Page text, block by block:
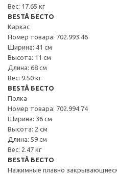
Вес: 17.65 кг
BESTÅ БЕСТО
Каркас
Номер товара: 702.993.46
Ширина: 41 см
Высота: 11 см
Длина: 68 см
Вес: 9.50 кг
BESTÅ БЕСТО
Полка
Номер товара: 702.994.74
Ширина: 36 см
Высота: 2 см
Длина: 59 см
Вес: 2.47 кг
BESTÅ БЕСТО
Нажимные плавно